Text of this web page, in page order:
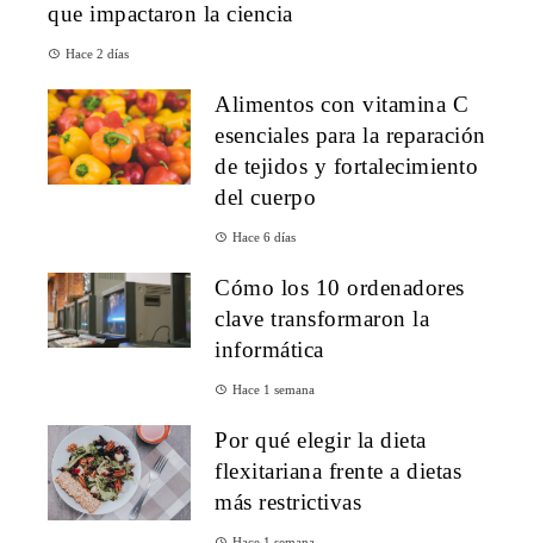
que impactaron la ciencia
Hace 2 días
Alimentos con vitamina C
esenciales para la reparación
de tejidos y fortalecimiento
del cuerpo
Hace 6 días
Cómo los 10 ordenadores
clave transformaron la
informática
Hace 1 semana
Por qué elegir la dieta
flexitariana frente a dietas
más restrictivas